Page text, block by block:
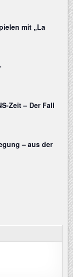
mit „La
Zeit – Der Fall
– aus der